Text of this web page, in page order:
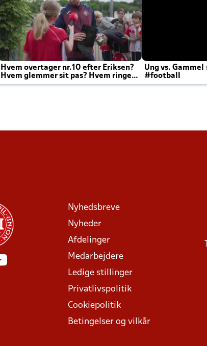
Hvem overtager nr.10 efter Eriksen?
Hvem glemmer sit pas? Hvem ringer
Joachim altid til efter kampe?
Ung vs.
#football
Nyhedsbreve
Nyheder
Afdelinger
Medarbejdere
Ledige stillinger
Privatlivspolitik
Cookiepolitik
Betingelser og vilkår